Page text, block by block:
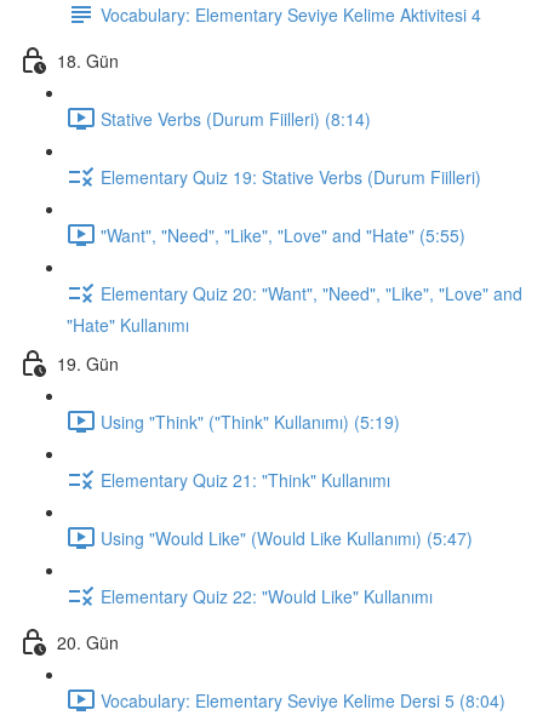
Vocabulary: Elementary Seviye Kelime Aktivitesi 4
18. Gün
Stative Verbs (Durum Fiilleri) (8:14)
Elementary Quiz 19: Stative Verbs (Durum Fiilleri)
"Want", "Need", "Like", "Love" and "Hate" (5:55)
Elementary Quiz 20: "Want", "Need", "Like", "Love" and
"Hate" Kullanımı
19. Gün
Using "Think" ("Think" Kullanımı) (5:19)
Elementary Quiz 21: "Think" Kullanımı
Using "Would Like" (Would Like Kullanımı) (5:47)
Elementary Quiz 22: "Would Like" Kullanımı
20. Gün
Vocabulary: Elementary Seviye Kelime Dersi 5 (8:04)